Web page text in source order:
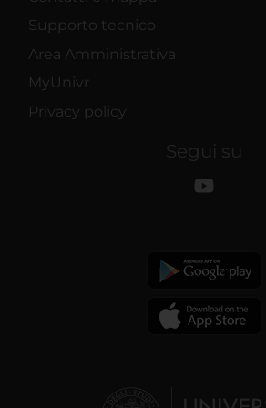
Supporto tecnico
Area Amministrativa
MyUnivr
Privacy policy
Segui su